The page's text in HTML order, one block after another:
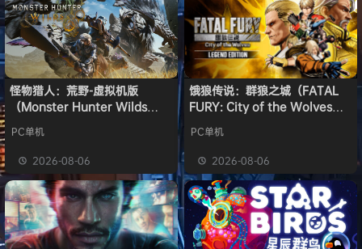
怪物猎人：荒野-虚拟机版
（Monster Hunter Wilds
PC单机
2026-08-06
饿狼传说：群狼之城（FATAL
FURY: City of the Wolves）
PC单机
2026-08-06